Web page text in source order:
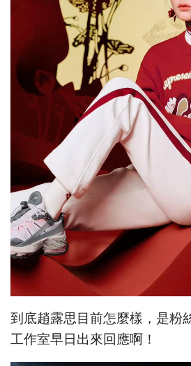
到底趙露思目前怎麼樣，是粉
工作室早日出來回應啊！